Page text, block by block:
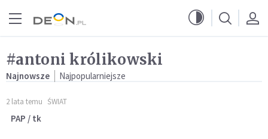
#antoni królikowski
Najnowsze Najpopularniejsze
2 lata temu ŚWIAT
PAP / tk